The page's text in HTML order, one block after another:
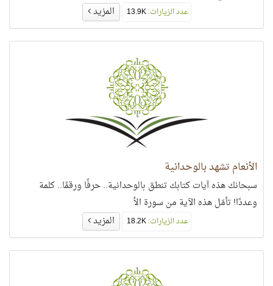
عدد الزيارات:13.9K المزيد
الأنعام تشهد بالوحدانية
سبحانك هذه آيات كتابك تنطق بالوحدانية.. حرفًا ورقمًا.. كلمة
وعددًا! تأمّل هذه الآية من سورة الأ
عدد الزيارات:18.2K المزيد